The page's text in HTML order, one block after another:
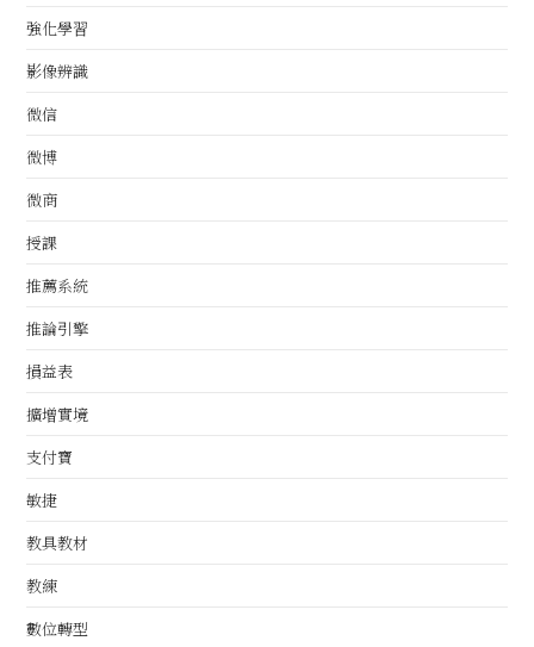
強化學習
影像辨識
微信
微博
微商
授課
推薦系統
推論引擎
損益表
擴增實境
支付寶
敏捷
教具教材
教練
數位轉型